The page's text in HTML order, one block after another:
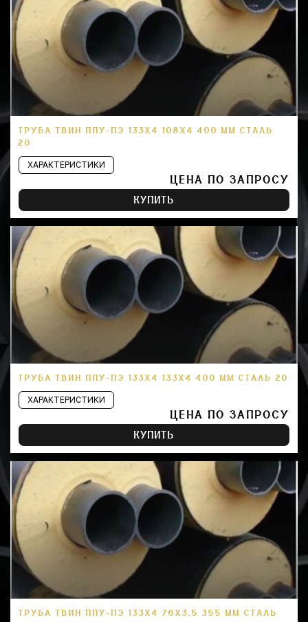
ТРУБА ТВИН ППУ-ПЭ 133Х4 108Х4 400 ММ СТАЛЬ
20
ХАРАКТЕРИСТИКИ
ЦЕНА ПО ЗАПРОСУ
КУПИТЬ
ТРУБА ТВИН ППУ-ПЭ 133Х4 133Х4 400 ММ СТАЛЬ 20
ХАРАКТЕРИСТИКИ
ЦЕНА ПО ЗАПРОСУ
КУПИТЬ
ТРУБА ТВИН ППУ-ПЭ 133Х4 76Х3,5 355 ММ СТАЛЬ